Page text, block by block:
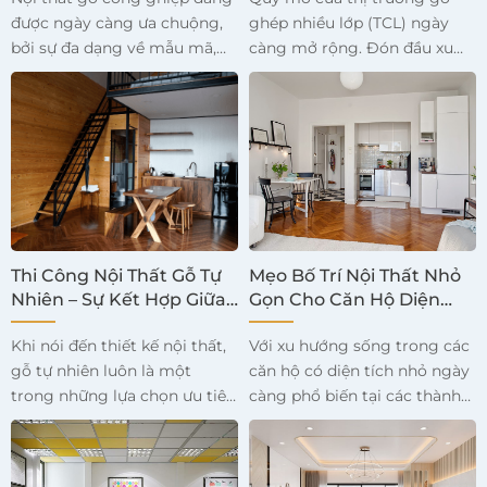
được ngày càng ưa chuộng,
bởi sự đa dạng về mẫu mã,
chất liệu cũng như khách
hàng có nhiều sự lựa chọn
hơn, việc sắp xếp nội thất phù
hợp điều này khẳng định
được giá trị cho ngôi nhà.
Nền kinh tế ngày càng phát
triển các nhà xưởng áp dụng
công nghệ 4.0 vào quy trình
sản xuất sản phẩm nội thất
gỗ công nghiệp, với việc sử
dụng công nghệ trong sản
xuất, sản phẩm sau khi gia
công có tính thẩm mỹ cao
đồng đều và nâng cao giá trị
sản phẩm tuyệt đối.
ghép nhiều lớp (TCL) ngày
càng mở rộng. Đón đầu xu
hướng tiêu dùng này được
xem là cơ hội cho ngành chế
biến gỗ Việt Nam gia tăng
giá trị.
Thi Công Nội Thất Gỗ Tự
Nhiên – Sự Kết Hợp Giữa
Sang Trọng Và Bền Vững
Khi nói đến thiết kế nội thất,
gỗ tự nhiên luôn là một
trong những lựa chọn ưu tiên
vì vẻ đẹp và độ bền của nó.
Sự kết hợp giữa sự sang
trọng và tính bền vững đã
Mẹo Bố Trí Nội Thất Nhỏ
Gọn Cho Căn Hộ Diện
Tích Nhỏ
Với xu hướng sống trong các
căn hộ có diện tích nhỏ ngày
càng phổ biến tại các thành
phố lớn, việc bố trí nội thất
sao cho gọn gàng và hợp lý
trở thành một yếu tố quan